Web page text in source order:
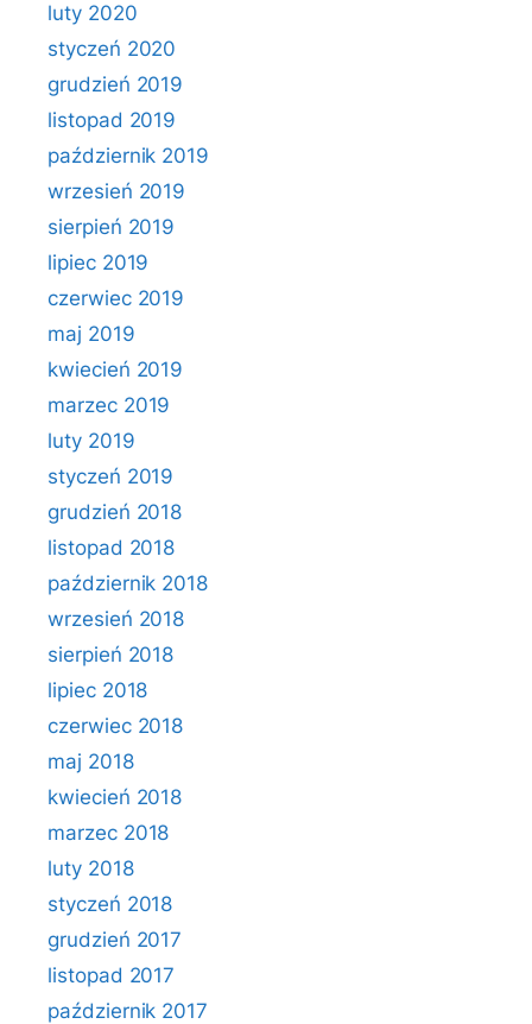
luty 2020
styczeń 2020
grudzień 2019
listopad 2019
październik 2019
wrzesień 2019
sierpień 2019
lipiec 2019
czerwiec 2019
maj 2019
kwiecień 2019
marzec 2019
luty 2019
styczeń 2019
grudzień 2018
listopad 2018
październik 2018
wrzesień 2018
sierpień 2018
lipiec 2018
czerwiec 2018
maj 2018
kwiecień 2018
marzec 2018
luty 2018
styczeń 2018
grudzień 2017
listopad 2017
październik 2017